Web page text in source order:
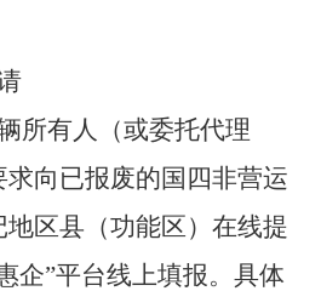
所有人（或委托代理
求向已报废的国四非营运
区县（功能区）在线提
企”平台线上填报。具体